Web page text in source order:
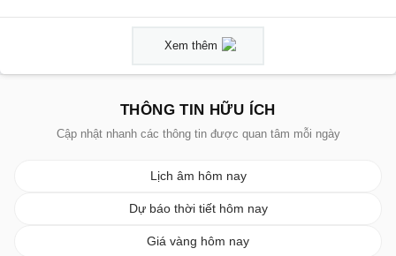
Xem thêm
THÔNG TIN HỮU ÍCH
Cập nhật nhanh các thông tin được quan tâm mỗi ngày
Lịch âm hôm nay
Dự báo thời tiết hôm nay
Giá vàng hôm nay